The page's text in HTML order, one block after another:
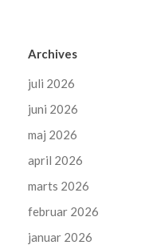
Archives
juli 2026
juni 2026
maj 2026
april 2026
marts 2026
februar 2026
januar 2026